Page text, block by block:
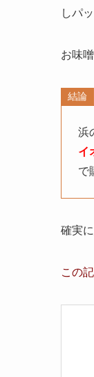
しパ
お味
結論
浜
イ
で
確実
この